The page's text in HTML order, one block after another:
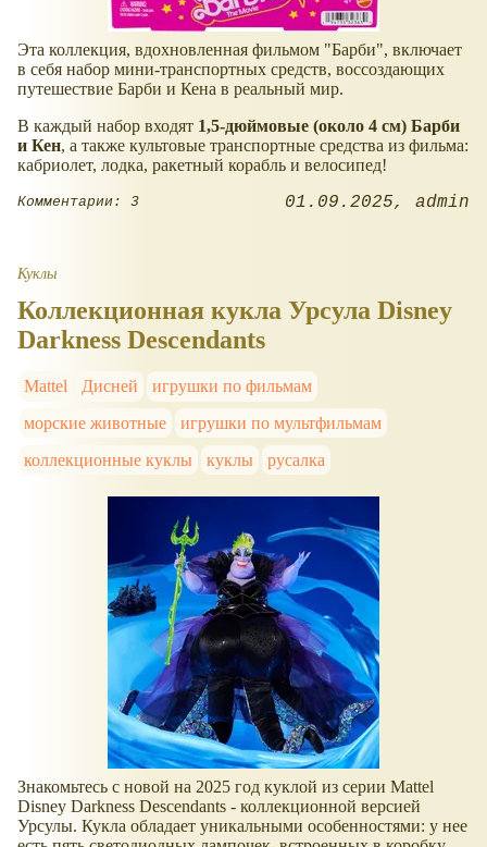
​Эта коллекция, вдохновленная фильмом "Барби", включает
в себя набор мини-транспортных средств, воссоздающих
путешествие Барби и Кена в реальный мир.
В каждый набор входят 1,5-дюймовые (около 4 см) Барби
и Кен, а также культовые транспортные средства из фильма:
кабриолет, лодка, ракетный корабль и велосипед!
Комментарии: 3 01.09.2025 admin
Куклы
Коллекционная кукла Урсула Disney
Darkness Descendants
Mattel Дисней
игрушки по фильмам
морские животные
игрушки по мультфильмам
коллекционные куклы
куклы русалка
Знакомьтесь с новой на 2025 год куклой из серии Mattel
Disney Darkness Descendants - коллекционной версией
Урсулы. Кукла обладает уникальными особенностями: у нее